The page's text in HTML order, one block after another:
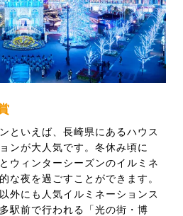
といえば、長崎県にあるハウス
ンが大人気です。冬休み頃に
ウィンターシーズンのイルミネ
な夜を過ごすことができます。
外にも人気イルミネーションス
駅前で行われる「光の街・博